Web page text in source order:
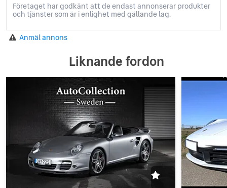
Företaget har godkänt att de endast annonserar produkter
och tjänster som är i enlighet med gällande lag.
Anmäl annons
Liknande fordon